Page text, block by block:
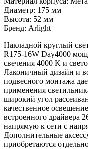
Диаметр: 175 мм
Высота: 52 мм
Бренд: Arlight
Накладной круглый
R175-16W Day4000
свечения 4000 K и
Лаконичный дизайн и
подвесного монтажа
применения
широкий угол
качественное
встроенного драйвера
напрямую к сети с
Дополнительные
приобретаются